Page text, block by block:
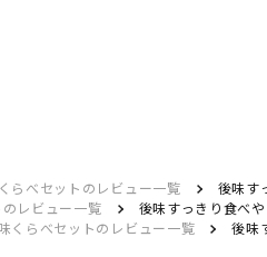
らべセットのレビュー一覧
後味す
レビュー一覧
後味すっきり食べ
くらべセットのレビュー一覧 後味